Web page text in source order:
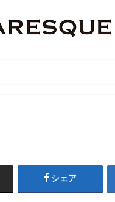
シェア